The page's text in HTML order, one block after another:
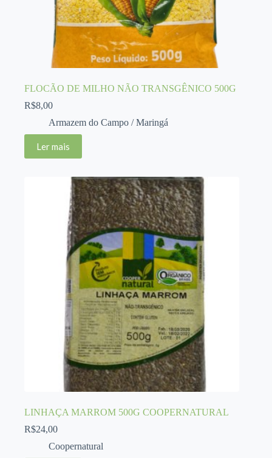
FLOCÃO DE MILHO NÃO TRANSGÊNICO 500G
R$8,00
Armazem do Campo / Maringá
Ler mais
LINHAÇA MARROM 500G COOPERNATURAL
R$24,00
Coopernatural